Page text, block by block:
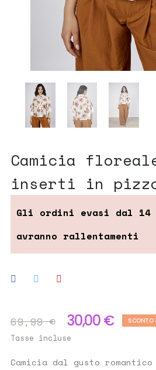
camicia floreale con
inserti in
69,99 € 30,00 €
Tasse incluse
Camicia dal gusto